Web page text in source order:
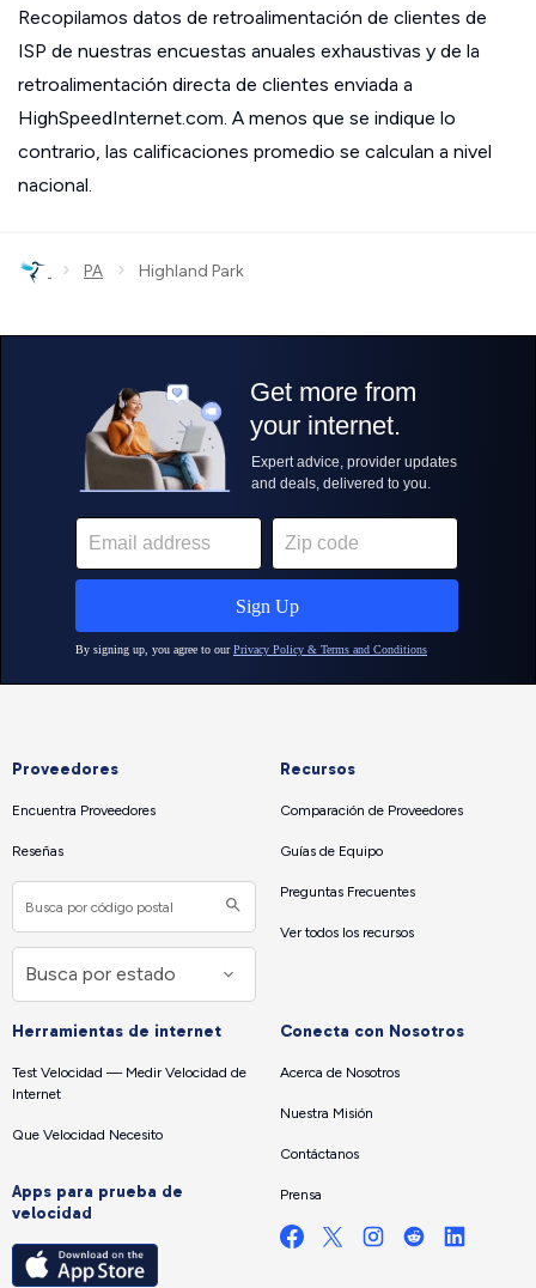
Recopilamos datos de retroalimentación de clientes de
ISP de nuestras encuestas anuales exhaustivas y de la
retroalimentación directa de clientes enviada a
HighSpeedInternet.com. A menos que se indique lo
contrario, las calificaciones promedio se calculan a nivel
nacional.
› PA › Highland Park
Proveedores
Encuentra Proveedores
Reseñas
Recursos
Comparación de Proveedores
Guías de Equipo
Preguntas Frecuentes
Ver todos los recursos
Herramientas de internet
Test Velocidad — Medir Velocidad de
Internet
Que Velocidad Necesito
Apps para prueba de
velocidad
Conecta con Nosotros
Acerca de Nosotros
Nuestra Misión
Contáctanos
Prensa